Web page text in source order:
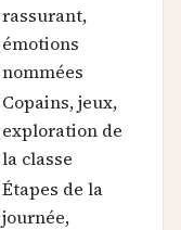
rassurant,
émotions
nommées
Copains, jeux,
exploration de
la classe
Étapes de la
journée,